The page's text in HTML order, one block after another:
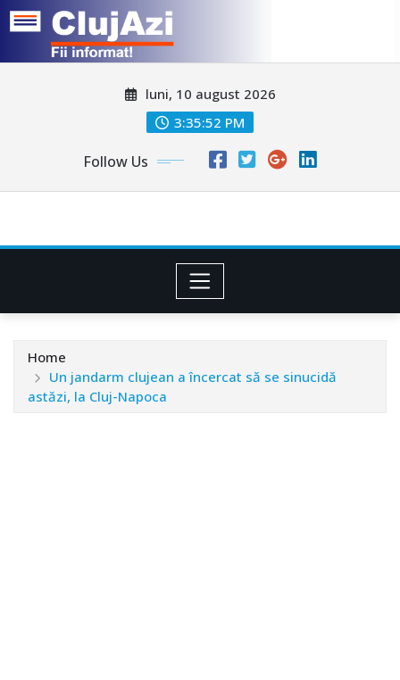
luni, 10 august 2026
3:35:55 PM
Follow Us
Home
Un jandarm clujean a încercat să se sinucidă
astăzi, la Cluj-Napoca